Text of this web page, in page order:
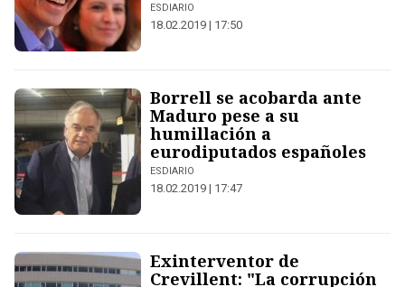
ESDIARIO
18.02.2019 | 17:50
Borrell se acobarda ante
Maduro pese a su
humillación a
eurodiputados españoles
ESDIARIO
18.02.2019 | 17:47
Exinterventor de
Crevillent: "La corrupción